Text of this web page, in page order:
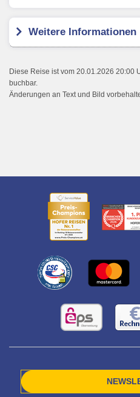
Weitere Informationen
Diese Reise ist vom 20.01.2026 20:00
buchbar.
Änderungen an Text und Bild